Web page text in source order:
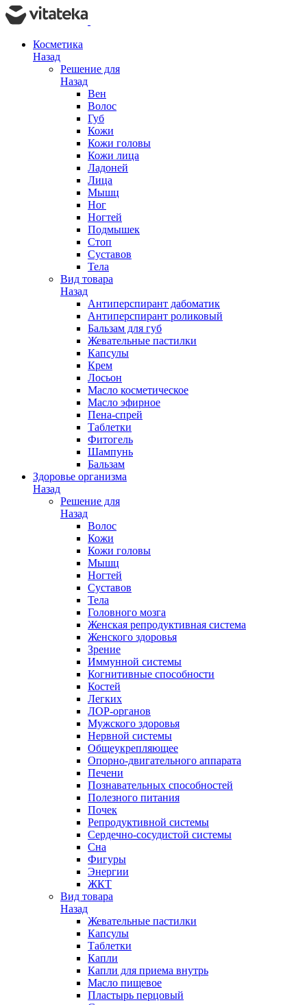
Косметика
Назад
Решение для
Назад
Вен
Волос
Губ
Кожи
Кожи головы
Кожи лица
Ладоней
Лица
Мышц
Ног
Ногтей
Подмышек
Стоп
Суставов
Тела
Вид товара
Назад
Антиперспирант дабоматик
Антиперспирант роликовый
Бальзам для губ
Жевательные пастилки
Капсулы
Крем
Лосьон
Масло косметическое
Масло эфирное
Пена-спрей
Таблетки
Фитогель
Шампунь
Бальзам
Здоровье организма
Назад
Решение для
Назад
Волос
Кожи
Кожи головы
Мышц
Ногтей
Суставов
Тела
Головного мозга
Женская репродуктивная система
Женского здоровья
Зрение
Иммунной системы
Когнитивные способности
Костей
Легких
ЛОР-органов
Мужского здоровья
Нервной системы
Общеукрепляющее
Опорно-двигательного аппарата
Печени
Познавательных способностей
Полезного питания
Почек
Репродуктивной системы
Сердечно-сосудистой системы
Сна
Фигуры
Энергии
ЖКТ
Вид товара
Назад
Жевательные пастилки
Капсулы
Таблетки
Капли
Капли для приема внутрь
Масло пищевое
Пластырь перцовый